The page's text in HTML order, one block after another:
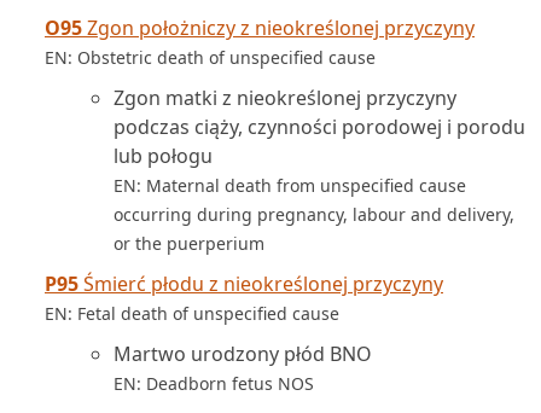
O95Zgon położniczy z nieokreślonej przyczyny
EN: Obstetric death of unspecified cause
Zgon matki z nieokreślonej przyczyny
podczas ciąży, czynności porodowej i porodu
lub połogu
EN: Maternal death from unspecified cause
occurring during pregnancy, labour and delivery,
or the puerperium
P95Śmierć płodu z nieokreślonej przyczyny
EN: Fetal death of unspecified cause
Martwo urodzony płód BNO
EN: Deadborn fetus NOS